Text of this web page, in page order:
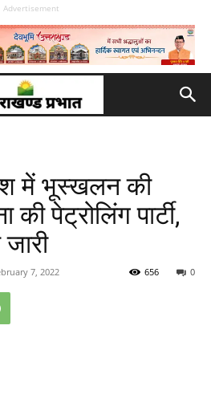
Advertisement
में भूस्खलन की
पेट्रोलिंग पार्टी,
7, 2022 0
656